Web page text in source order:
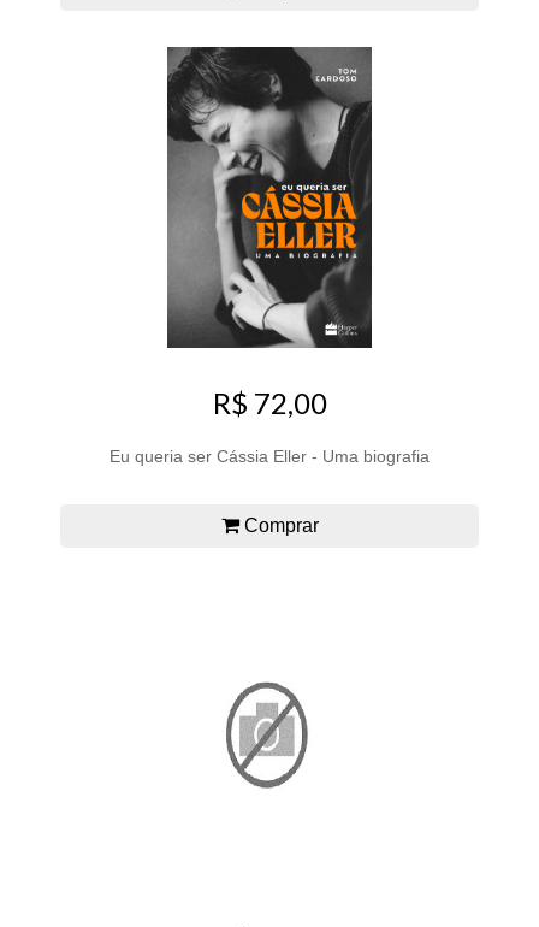
R$ 72,00
Eu queria ser Cássia Eller - Uma biografia
Comprar